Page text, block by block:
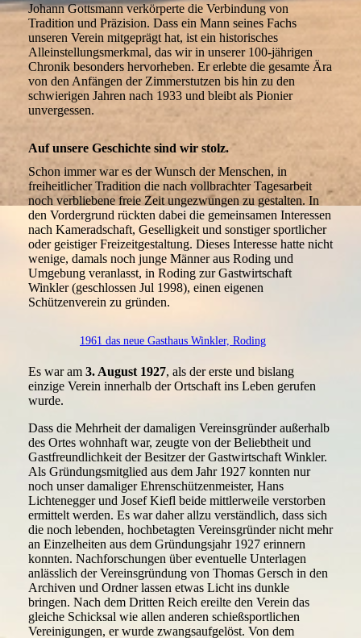
Johann Gottsmann verkörperte die Verbindung von
Tradition und Präzision. Dass ein Mann seines Fachs
unseren Verein mitgeprägt hat, ist ein historisches
Alleinstellungsmerkmal, das wir in unserer 100-jährigen
Chronik besonders hervorheben. Er erlebte die gesamte Ära
von den Anfängen der Zimmerstutzen bis hin zu den
schwierigen Jahren nach 1933 und bleibt als Pionier
unvergessen.
Auf unsere Geschichte sind wir stolz.
Schon immer war es der Wunsch der Menschen, in
freiheitlicher Tradition die nach vollbrachter Tagesarbeit
noch verbliebene freie Zeit ungezwungen zu gestalten. In
den Vordergrund rückten dabei die gemeinsamen Interessen
nach Kameradschaft, Geselligkeit und sonstiger sportlicher
oder geistiger Freizeitgestaltung. Dieses Interesse hatte nicht
wenige, damals noch junge Männer aus Roding und
Umgebung veranlasst, in Roding zur Gastwirtschaft
Winkler (geschlossen Jul 1998), einen eigenen
Schützenverein zu gründen.
1961 das neue Gasthaus Winkler, Roding
Es war am 3. August 1927, als der erste und bislang
einzige Verein innerhalb der Ortschaft ins Leben gerufen
wurde.
Dass die Mehrheit der damaligen Vereinsgründer außerhalb
des Ortes wohnhaft war, zeugte von der Beliebtheit und
Gastfreundlichkeit der Besitzer der Gastwirtschaft Winkler.
Als Gründungsmitglied aus dem Jahr 1927 konnten nur
noch unser damaliger Ehrenschützenmeister, Hans
Lichtenegger und Josef Kiefl beide mittlerweile verstorben
ermittelt werden. Es war daher allzu verständlich, dass sich
die noch lebenden, hochbetagten Vereinsgründer nicht mehr
an Einzelheiten aus dem Gründungsjahr 1927 erinnern
konnten. Nachforschungen über eventuelle Unterlagen
anlässlich der Vereinsgründung von Thomas Gersch in den
Archiven und Ordner lassen etwas Licht ins dunkle
bringen. Nach dem Dritten Reich ereilte den Verein das
gleiche Schicksal wie allen anderen schießsportlichen
Vereinigungen, er wurde zwangsaufgelöst. Von dem